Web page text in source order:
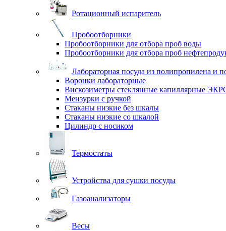
Ротационный испаритель
Пробоотборники
Пробоотборники для отбора проб воды
Пробоотборники для отбора проб
Лабораторная посуда из полипропилена и
Воронки лабораторные
Вискозиметры стеклянные капиллярные
Мензурки с ручкой
Стаканы низкие без шкалы
Стаканы низкие со шкалой
Цилиндр с носиком
Термостаты
Устройства для сушки посуды
Газоанализаторы
Весы